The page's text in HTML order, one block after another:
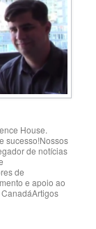
House.
sucesso!Nossos
de notícias
de
e apoio ao